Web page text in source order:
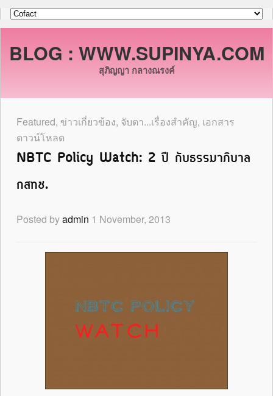
BLOG : WWW.SUPINYA.COM
สุภิญญา กลางณรงค์
Featured, ข่าวเกี่ยวข้อง, จับตา...เรื่องสำคัญ, เอกสาร
ดาวน์โหลด
NBTC Policy Watch: 2 ปี กับธรรมาภิบาล
กสทช.
Posted byadmin 1 November, 2013